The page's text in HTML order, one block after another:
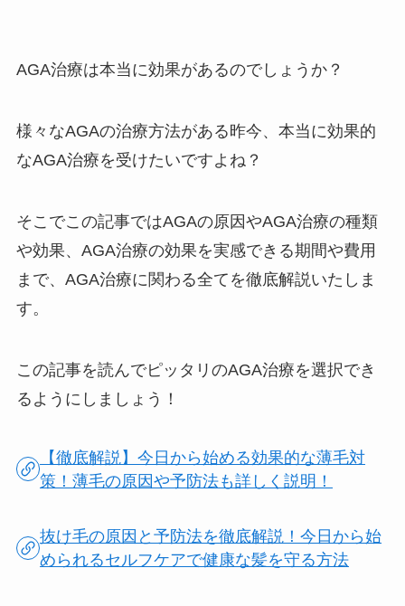
AGA治療は本当に効果があるのでしょうか？
様々なAGAの治療方法がある昨今、本当に効果的
なAGA治療を受けたいですよね？
そこでこの記事ではAGAの原因やAGA治療の種類
や効果、AGA治療の効果を実感できる期間や費用
まで、AGA治療に関わる全てを徹底解説いたしま
す。
この記事を読んでピッタリのAGA治療を選択でき
るようにしましょう！
【徹底解説】今日から始める効果的な薄毛対
策！薄毛の原因や予防法も詳しく説明！
抜け毛の原因と予防法を徹底解説！今日から始
められるセルフケアで健康な髪を守る方法